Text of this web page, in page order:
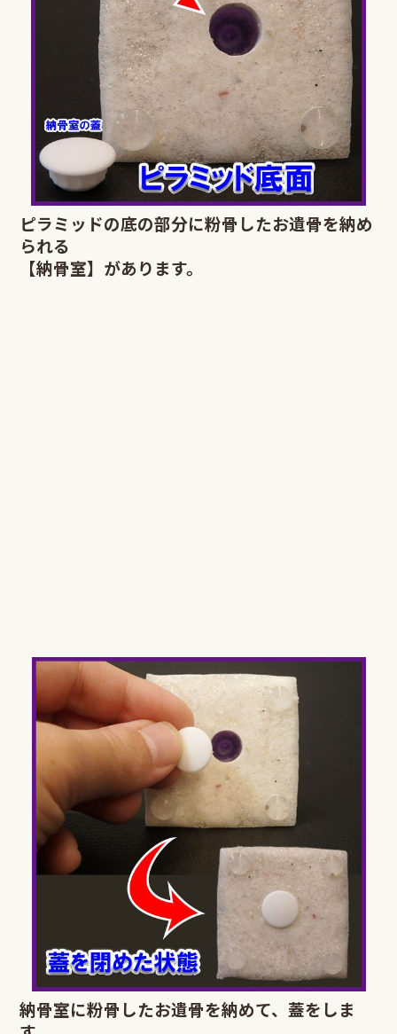
ピラミッドの底の部分に粉骨したお遺骨を納め
られる
【納骨室】があります。
納骨室に粉骨したお遺骨を納めて、蓋をしま